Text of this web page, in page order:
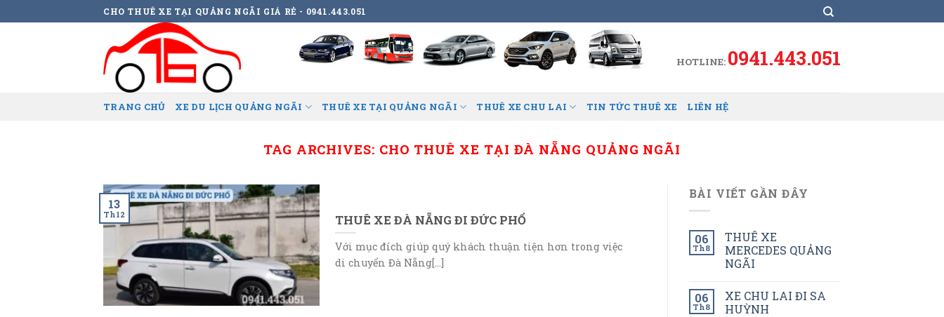
to
CHO THUÊ XE TẠI QUẢNG NGÃI GIÁ RẺ - 0941.443.051
HOTLINE: 0941.443.051
TRANG CHỦ XE DU LỊCH QUẢNG NGÃI THUÊ XE TẠI QUẢNG NGÃI THUÊ XE CHU LAI TIN TỨC THUÊ XE LIÊN HỆ
TAG ARCHIVES: CHO THUÊ XE TẠI ĐÀ NẴNG QUẢNG NGÃI
THUÊ XE ĐÀ NẴNG ĐI ĐỨC PHỔ
Với mục đích giúp quý khách thuận tiện hơn trong việc
di chuyển Đà Nẵng[...]
13
Th12
BÀI VIẾT GẦN ĐÂY
06
Th8
THUÊ XE
MERCEDES QUẢNG
NGÃI
06
Th8
XE CHU LAI ĐI SA
HUỲNH